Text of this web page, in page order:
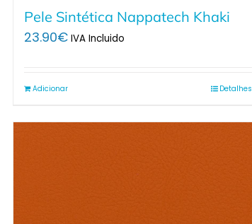
Pele Sintética Nappatech Khaki
23.90€ IVA Incluido
Adicionar Detalhes